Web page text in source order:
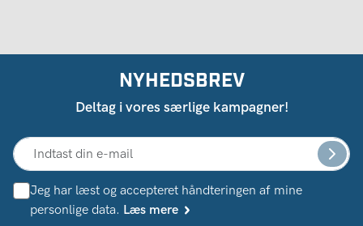
NYHEDSBREV
Deltag i vores særlige kampagner!
Jeg har læst og accepteret håndteringen af ​​mine
personlige data. Læs mere